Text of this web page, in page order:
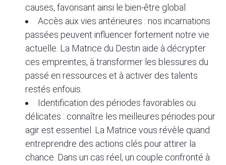
causes, favorisant ainsi le bien-être global.
Accès aux vies antérieures : nos incarnations
passées peuvent influencer fortement notre vie
actuelle. La Matrice du Destin aide à décrypter
ces empreintes, à transformer les blessures du
passé en ressources et à activer des talents
restés enfouis.
Identification des périodes favorables ou
délicates : connaître les meilleures périodes pour
agir est essentiel. La Matrice vous révèle quand
entreprendre des actions clés pour attirer la
chance. Dans un cas réel, un couple confronté à